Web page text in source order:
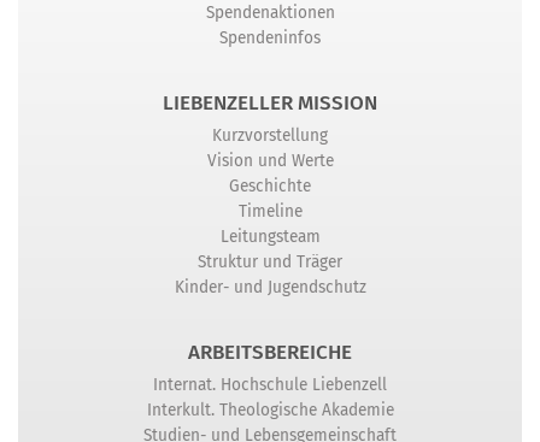
Spendenaktionen
Spendeninfos
LIEBENZELLER MISSION
Kurzvorstellung
Vision und Werte
Geschichte
Timeline
Leitungsteam
Struktur und Träger
Kinder- und Jugendschutz
ARBEITSBEREICHE
Internat. Hochschule Liebenzell
Interkult. Theologische Akademie
Studien- und Lebensgemeinschaft